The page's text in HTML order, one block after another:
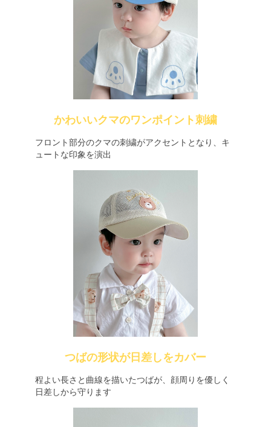
かわいいクマのワンポイント刺繍
フロント部分のクマの刺繍がアクセントとなり、キ
ュートな印象を演出
つばの形状が日差しをカバー
程よい長さと曲線を描いたつばが、顔周りを優しく
日差しから守ります